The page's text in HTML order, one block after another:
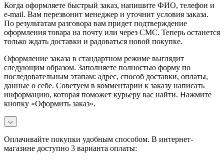
Когда оформляете быстрый заказ, напишите ФИО, телефон и
e-mail. Вам перезвонит менеджер и уточнит условия заказа.
По результатам разговора вам придет подтверждение
оформления товара на почту или через СМС. Теперь останется
только ждать доставки и радоваться новой покупке.
Оформление заказа в стандартном режиме выглядит
следующим образом. Заполняете полностью форму по
последовательным этапам: адрес, способ доставки, оплаты,
данные о себе. Советуем в комментарии к заказу написать
информацию, которая поможет курьеру вас найти. Нажмите
кнопку «Оформить заказ».
Оплачивайте покупки удобным способом. В интернет-
магазине доступно 3 варианта оплаты: